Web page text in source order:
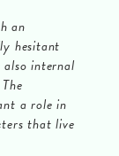
an
hesitant
internal
a role in
that live